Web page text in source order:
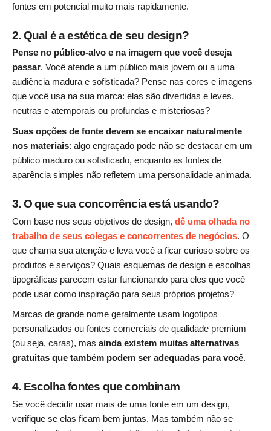
fontes em potencial muito mais rapidamente.
2. Qual é a estética de seu design?
Pense no público-alvo e na imagem que você deseja
passar. Você atende a um público mais jovem ou a uma
audiência madura e sofisticada? Pense nas cores e imagens
que você usa na sua marca: elas são divertidas e leves,
neutras e atemporais ou profundas e misteriosas?
Suas opções de fonte devem se encaixar naturalmente
nos materiais: algo engraçado pode não se destacar em um
público maduro ou sofisticado, enquanto as fontes de
aparência simples não refletem uma personalidade animada.
3. O que sua concorrência está usando?
Com base nos seus objetivos de design, dê uma olhada no
trabalho de seus colegas e concorrentes de negócios. O
que chama sua atenção e leva você a ficar curioso sobre os
produtos e serviços? Quais esquemas de design e escolhas
tipográficas parecem estar funcionando para eles que você
pode usar como inspiração para seus próprios projetos?
Marcas de grande nome geralmente usam logotipos
personalizados ou fontes comerciais de qualidade premium
(ou seja, caras), mas ainda existem muitas alternativas
gratuitas que também podem ser adequadas para você.
4. Escolha fontes que combinam
Se você decidir usar mais de uma fonte em um design,
verifique se elas ficam bem juntas. Mas também não se